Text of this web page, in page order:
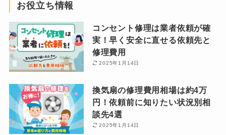
お役立ち情報
コンセント修理は業者依頼が確
実！早く安全に直せる依頼先と
修理費用
2025年1月14日
換気扇の修理費用相場は約4万
円！依頼前に知りたい状況別相
談先4選
2025年1月14日